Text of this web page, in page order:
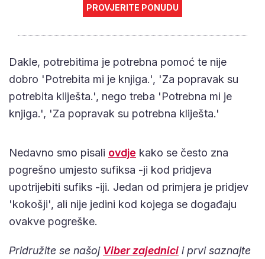
PROVJERITE PONUDU
Dakle, potrebitima je potrebna pomoć te nije
dobro 'Potrebita mi je knjiga.', 'Za popravak su
potrebita kliješta.', nego treba 'Potrebna mi je
knjiga.', 'Za popravak su potrebna kliješta.'
Nedavno smo pisali ovdje kako se često zna
pogrešno umjesto sufiksa -ji kod pridjeva
upotrijebiti sufiks -iji. Jedan od primjera je pridjev
'kokošji', ali nije jedini kod kojega se događaju
ovakve pogreške.
Pridružite se našoj Viber zajednici i prvi saznajte